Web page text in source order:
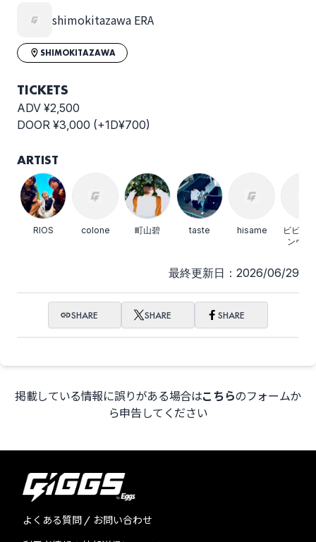
shimokitazawa ERA
SHIMOKITAZAWA
TICKETS
ADV ¥2,500
DOOR ¥3,000 (+1D¥700)
ARTIST
RIOS colone 町山碧 taste hisame
ビビッ
ンヴィ
最終更新日：2026/06/29
SHARE SHARE SHARE
掲載している情報に誤りがある場合はこちらのフォームか
ら申告してください
よくある質問 / お問い合わせ